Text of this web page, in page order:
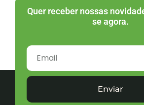
Quer receber nossas
se agora.
Enviar